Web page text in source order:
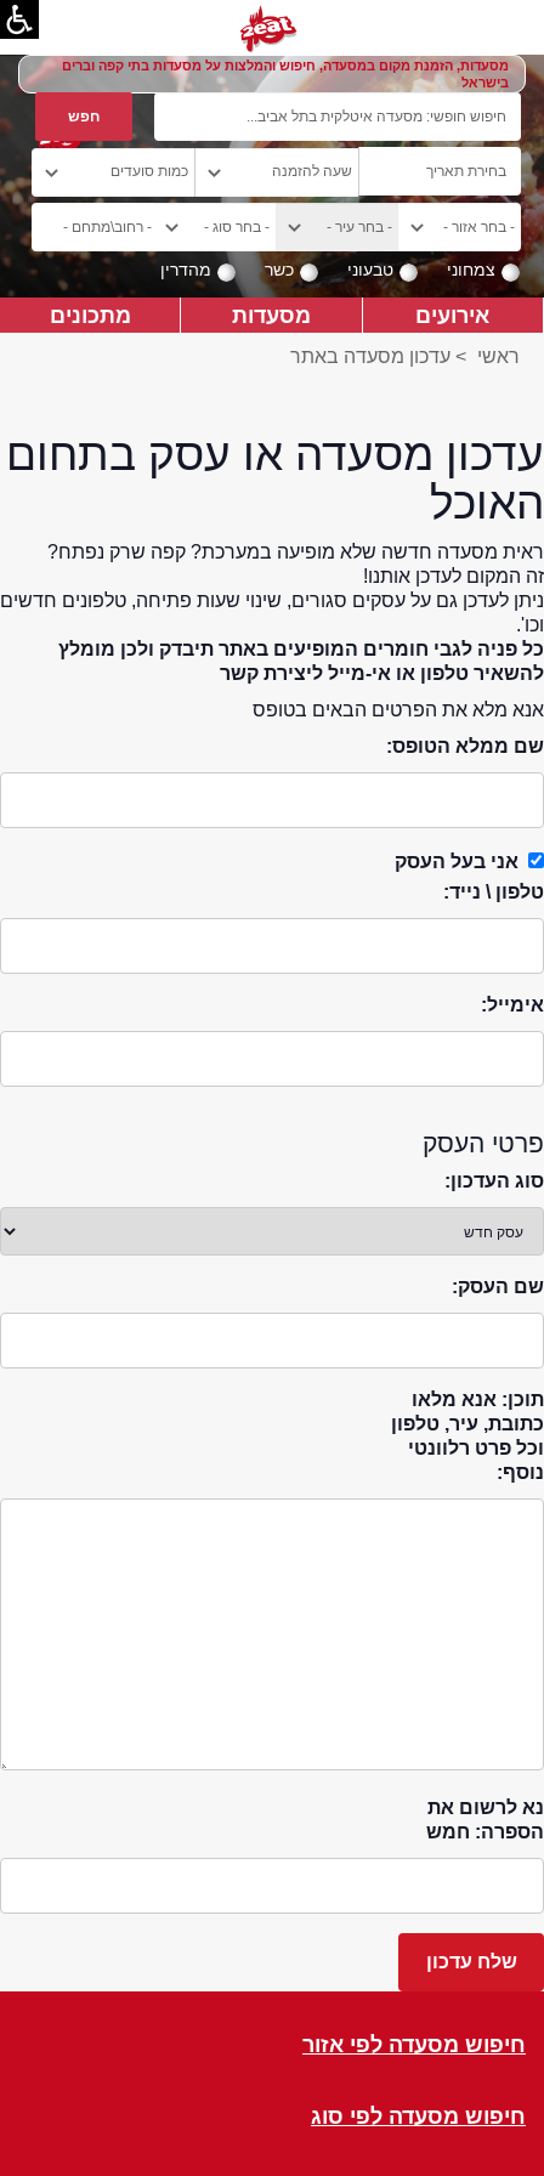
מסעדות, הזמנת מקום במסעדה, חיפוש והמלצות על מסעדות בתי קפה וברים
בישראל
צמחוני טבעוני כשר מהדרין
אירועים מסעדות מתכונים
ראשי > עדכון מסעדה באתר
עדכון מסעדה או עסק בתחום
האוכל
ראית מסעדה חדשה שלא מופיעה במערכת? קפה שרק נפתח?
זה המקום לעדכן אותנו!
ניתן לעדכן גם על עסקים סגורים, שינוי שעות פתיחה, טלפונים חדשים
וכו'.
כל פניה לגבי חומרים המופיעים באתר תיבדק ולכן מומלץ
להשאיר טלפון או אי-מייל ליצירת קשר
אנא מלא את הפרטים הבאים בטופס
שם ממלא הטופס:
אני בעל העסק
טלפון \ נייד:
אימייל:
פרטי העסק
סוג העדכון:
שם העסק:
תוכן: אנא מלאו
כתובת, עיר, טלפון
וכל פרט רלוונטי
נוסף:
נא לרשום את
הספרה: חמש
חיפוש מסעדה לפי אזור
חיפוש מסעדה לפי סוג